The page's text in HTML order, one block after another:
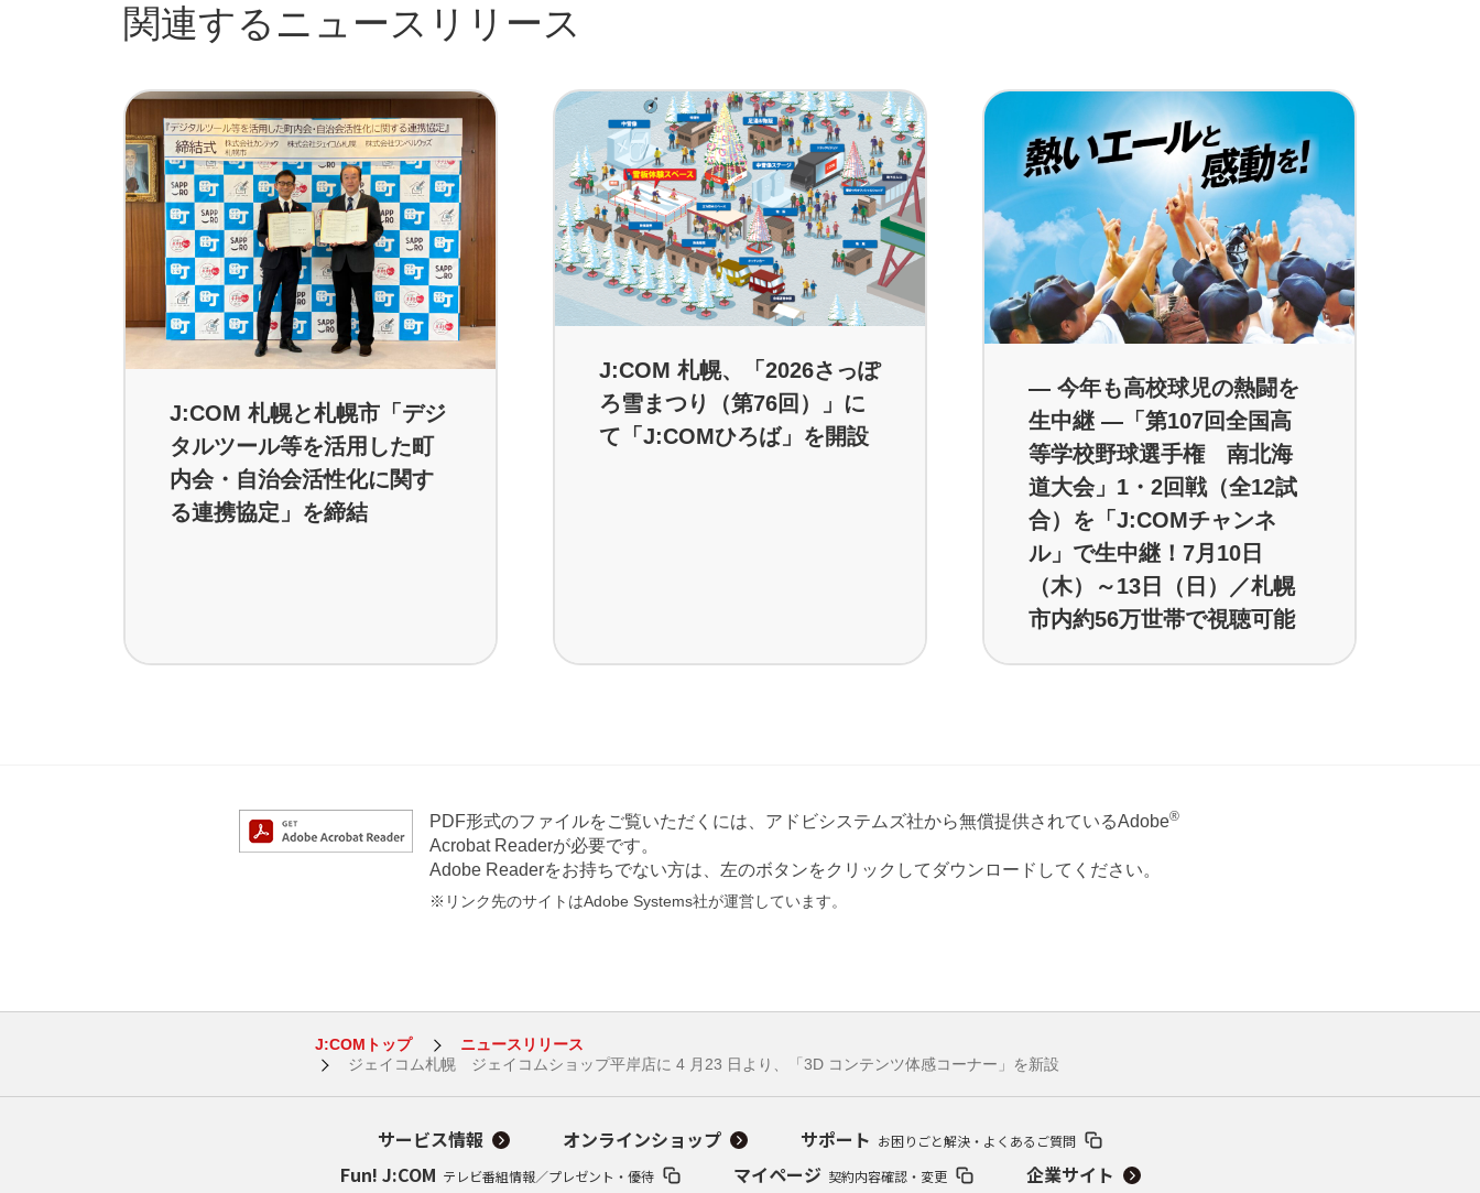
関連するニュースリリース
J:COM 札幌と札幌市「デジ
タルツール等を活用した町
内会・自治会活性化に関す
る連携協定」を締結
J:COM 札幌、「2026さっぽ
ろ雪まつり（第76回）」に
て「J:COMひろば」を開設
― 今年も高校球児の熱闘を
生中継 ―「第107回全国高
等学校野球選手権 南北海
道大会」1・2回戦（全12試
合）を「J:COMチャンネ
ル」で生中継！7月10日
（木）～13日（日）／札幌
市内約56万世帯で視聴可能
PDF形式のファイルをご覧いただくには、アドビシステムズ社から無償提供されているAdobe®
Acrobat Readerが必要です。
Adobe Readerをお持ちでない方は、左のボタンをクリックしてダウンロードしてください。
※リンク先のサイトはAdobe Systems社が運営しています。
J:COMトップ
ニュースリリース
ジェイコム札幌 ジェイコムショップ平岸店に 4 月23 日より、「3D コンテンツ体感コーナー」を新設
サービス情報 オンラインショップ サポート お困りごと解決・よくあるご質問
Fun! J:COM テレビ番組情報／プレゼント・優待 マイページ 契約内容確認・変更 企業サイト